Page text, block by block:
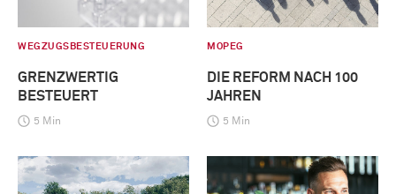
WEGZUGSBESTEUERUNG
GRENZWERTIG
BESTEUERT
5 Min
MOPEG
DIE REFORM NACH 100
JAHREN
5 Min